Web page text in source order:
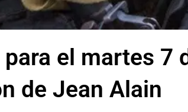
el martes 7
de Jean Alain